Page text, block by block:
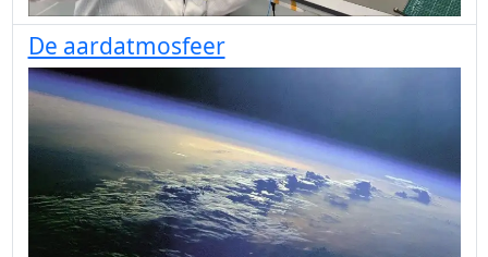
De aardatmosfeer